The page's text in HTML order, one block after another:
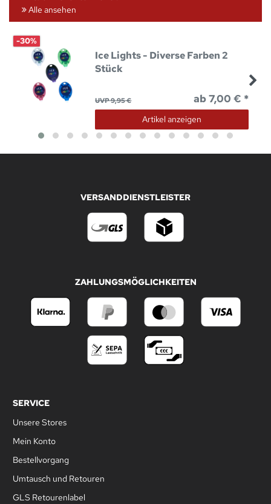
Alle ansehen
-30%
Ice Lights - Diverse Farben 2
Stück
UVP 9,95 € ab 7,00 € *
Artikel anzeigen
VERSANDDIENSTLEISTER
ZAHLUNGSMÖGLICHKEITEN
SERVICE
Unsere Stores
Mein Konto
Bestellvorgang
Umtausch und Retouren
GLS Retourenlabel